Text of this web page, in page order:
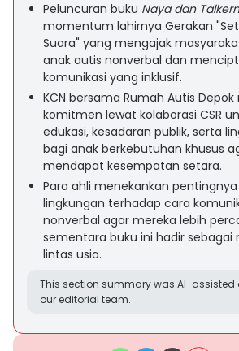
Peluncuran buku Naya dan
momentum lahirnya Gerakan
Suara" yang mengajak
anak autis nonverbal dan
komunikasi yang inklusif.
KCN bersama Rumah Autis
komitmen lewat kolaborasi CSR
edukasi, kesadaran publik, serta
bagi anak berkebutuhan khusus
mendapat kesempatan setara.
Para ahli menekankan
lingkungan terhadap cara
nonverbal agar mereka lebih
sementara buku ini hadir sebagai
lintas usia.
This section summary was AI-assisted
our editorial team.